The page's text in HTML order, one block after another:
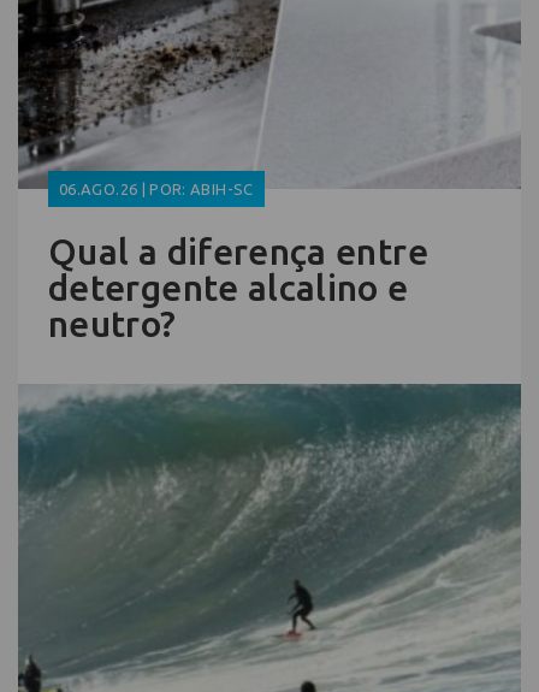
06.AGO.26 | POR: ABIH-SC
Qual a diferença entre
detergente alcalino e
neutro?